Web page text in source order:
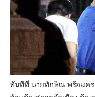
ทันทีที่ นายทักษิณ พร้อมคร